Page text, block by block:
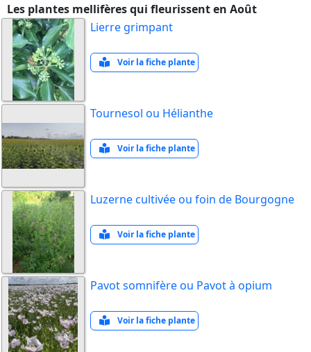
Les plantes mellifères qui fleurissent en Août
Lierre grimpant
Voir la fiche plante
Tournesol ou Hélianthe
Voir la fiche plante
Luzerne cultivée ou foin de Bourgogne
Voir la fiche plante
Pavot somnifère ou Pavot à opium
Voir la fiche plante